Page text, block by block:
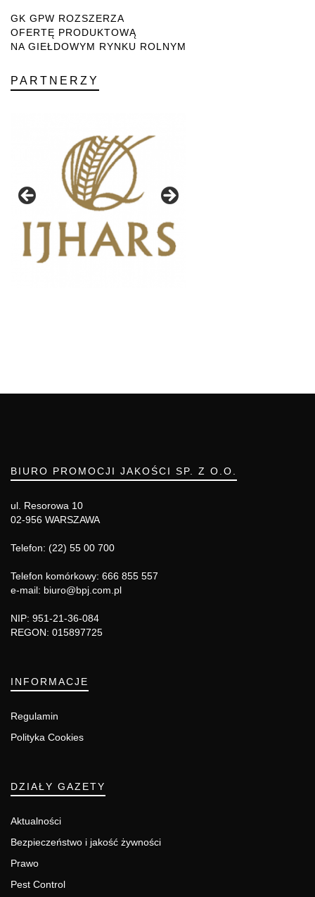
GK GPW ROZSZERZA
OFERTĘ PRODUKTOWĄ
NA GIEŁDOWYM RYNKU ROLNYM
PARTNERZY
BIURO PROMOCJI JAKOŚCI SP. Z O.O.
ul. Resorowa 10
02-956 WARSZAWA
Telefon: (22) 55 00 700
Telefon komórkowy: 666 855 557
e-mail: biuro@bpj.com.pl
NIP: 951-21-36-084
REGON: 015897725
INFORMACJE
Regulamin
Polityka Cookies
DZIAŁY GAZETY
Aktualności
Bezpieczeństwo i jakość żywności
Prawo
Pest Control